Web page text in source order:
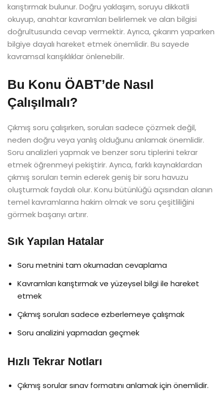
karıştırmak bulunur. Doğru yaklaşım, soruyu dikkatli
okuyup, anahtar kavramları belirlemek ve alan bilgisi
doğrultusunda cevap vermektir. Ayrıca, çıkarım yaparken
bilgiye dayalı hareket etmek önemlidir. Bu sayede
kavramsal karışıklıklar önlenebilir.
Bu Konu ÖABT’de Nasıl
Çalışılmalı?
Çıkmış soru çalışırken, soruları sadece çözmek değil,
neden doğru veya yanlış olduğunu anlamak önemlidir.
Soru analizleri yapmak ve benzer soru tiplerini tekrar
etmek öğrenmeyi pekiştirir. Ayrıca, farklı kaynaklardan
çıkmış soruları temin ederek geniş bir soru havuzu
oluşturmak faydalı olur. Konu bütünlüğü açısından alanın
temel kavramlarına hakim olmak ve soru çeşitliliğini
görmek başarıyı artırır.
Sık Yapılan Hatalar
Soru metnini tam okumadan cevaplama
Kavramları karıştırmak ve yüzeysel bilgi ile hareket
etmek
Çıkmış soruları sadece ezberlemeye çalışmak
Soru analizini yapmadan geçmek
Hızlı Tekrar Notları
Çıkmış sorular sınav formatını anlamak için önemlidir.